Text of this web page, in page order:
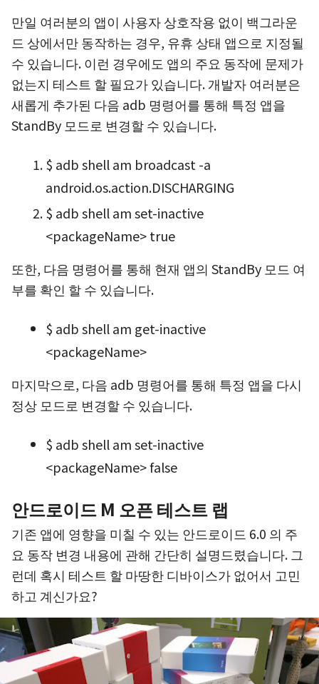
만일 여러분의 앱이 사용자 상호작용 없이 백그라운
드 상에서만 동작하는 경우, 유휴 상태 앱으로 지정될
수 있습니다. 이런 경우에도 앱의 주요 동작에 문제가
없는지 테스트 할 필요가 있습니다. 개발자 여러분은
새롭게 추가된 다음 adb 명령어를 통해 특정 앱을
StandBy 모드로 변경할 수 있습니다.
$ adb shell am broadcast -a
android.os.action.DISCHARGING
$ adb shell am set-inactive
<packageName> true
또한, 다음 명령어를 통해 현재 앱의 StandBy 모드 여
부를 확인 할 수 있습니다.
$ adb shell am get-inactive
<packageName>
마지막으로, 다음 adb 명령어를 통해 특정 앱을 다시
정상 모드로 변경할 수 있습니다.
$ adb shell am set-inactive
<packageName> false
안드로이드 M 오픈 테스트 랩
기존 앱에 영향을 미칠 수 있는 안드로이드 6.0 의 주
요 동작 변경 내용에 관해 간단히 설명드렸습니다. 그
런데 혹시 테스트 할 마땅한 디바이스가 없어서 고민
하고 계신가요?